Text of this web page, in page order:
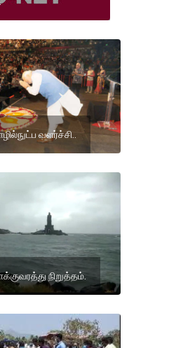
வளர்ச்சி..
நிறுத்தம்.